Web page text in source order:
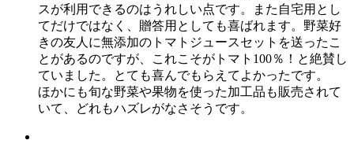
スが利用できるのはうれしい点です。また自宅用とし
てだけではなく、贈答用としても喜ばれます。野菜好
きの友人に無添加のトマトジュースセットを送ったこ
とがあるのですが、これこそがトマト100％！と絶賛し
ていました。とても喜んでもらえてよかったです。
ほかにも旬な野菜や果物を使った加工品も販売されて
いて、どれもハズレがなさそうです。